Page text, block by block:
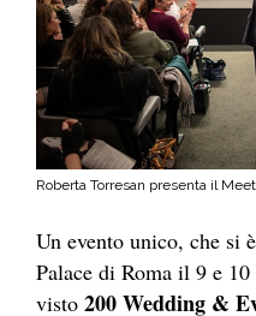
Roberta Torresan presenta il
Un evento unico, che si
Palace di Roma il 9 e
visto 200 Wedding &